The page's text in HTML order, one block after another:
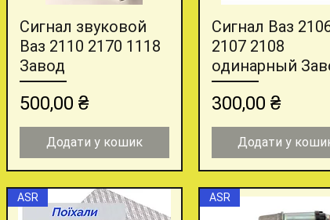
Швидкий перегляд
Сигнал звуковой
Ваз 2110 2170 1118
Завод
Ціна
500,00 ₴
Додати у кошик
Швидкий
Сигнал Ваз
2107 2108
одинарный
Ціна
300,00 ₴
Додати у
ASR ASR